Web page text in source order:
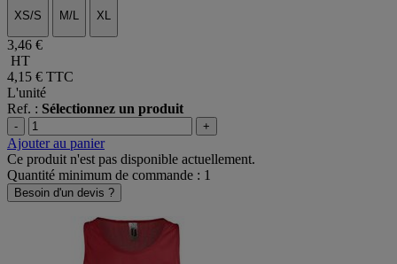
XS/S M/L XL
3,46 €
HT
4,15 € TTC
L'unité
Ref. : Sélectionnez un produit
- +
Ajouter au panier
Ce produit n'est pas disponible actuellement.
Quantité minimum de commande : 1
Besoin d'un devis ?